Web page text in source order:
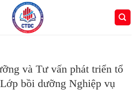
và Tư vấn phát triển tổ
bồi dưỡng Nghiệp vụ